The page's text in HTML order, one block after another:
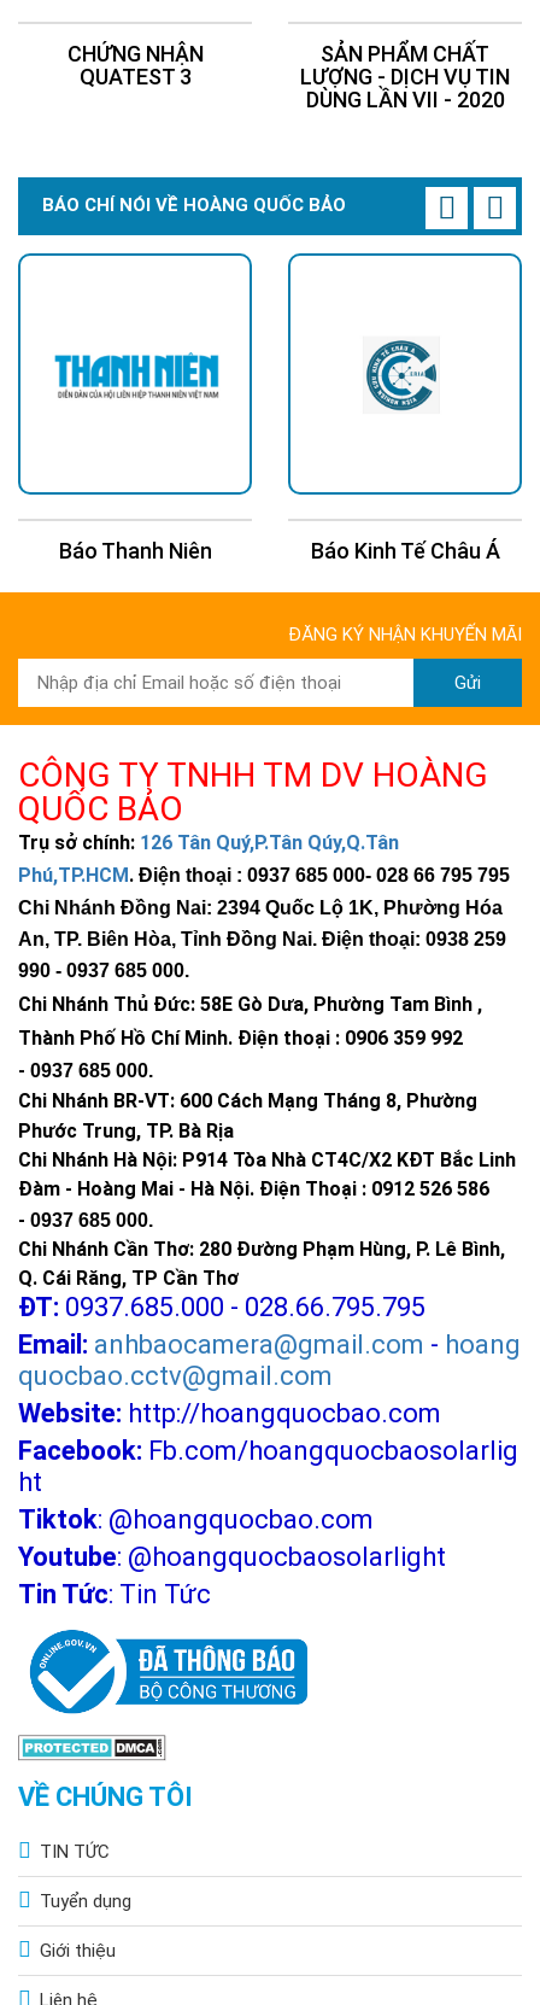
CHỨNG NHẬN
QUATEST 3
SẢN PHẨM CHẤT
LƯỢNG - DỊCH VỤ TIN
DÙNG LẦN VII - 2020
BÁO CHÍ NÓI VỀ HOÀNG QUỐC BẢO
Báo Thanh Niên Báo Kinh Tế Châu Á
ĐĂNG KÝ NHẬN KHUYẾN MÃI
Gửi
CÔNG TY TNHH TM DV HOÀNG
QUỐC BẢO
Trụ sở chính: 126 Tân Quý,P.Tân Qúy,Q.Tân
Phú,TP.HCM . Điện thoại : 0937 685 000- 028 66 795 795
Chi Nhánh Đồng Nai: 2394 Quốc Lộ 1K, Phường Hóa
An, TP. Biên Hòa, Tỉnh Đồng Nai. Điện thoại: 0938 259
990 - 0937 685 000.
Chi Nhánh Thủ Đức: 58E Gò Dưa, Phường Tam Bình ,
Thành Phố Hồ Chí Minh. Điện thoại : 0906 359 992
- 0937 685 000.
Chi Nhánh BR-VT: 600 Cách Mạng Tháng 8, Phường
Phước Trung, TP. Bà Rịa
Chi Nhánh Hà Nội: P914 Tòa Nhà CT4C/X2 KĐT Bắc Linh
Đàm - Hoàng Mai - Hà Nội. Điện Thoại : 0912 526 586
- 0937 685 000.
Chi Nhánh Cần Thơ: 280 Đường Phạm Hùng, P. Lê Bình,
Q. Cái Răng, TP Cần Thơ
ĐT: 0937.685.000 - 028.66.795.795
Email: anhbaocamera@gmail.com - hoang
quocbao.cctv@gmail.com
Website: http://hoangquocbao.com
Facebook: Fb.com/hoangquocbaosolarlig
ht
Tiktok: @hoangquocbao.com
Youtube: @hoangquocbaosolarlight
Tin Tức: Tin Tức
VỀ CHÚNG TÔI
TIN TỨC
Tuyển dụng
Giới thiệu
Liên hệ